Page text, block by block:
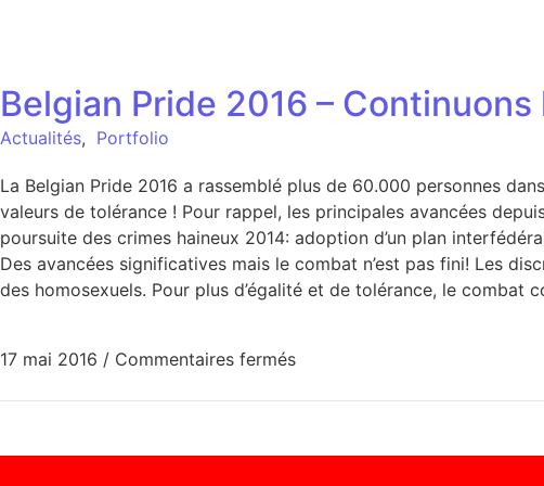
Belgian Pride 2016 –
Actualités, Portfolio
La Belgian Pride 2016 a rassemblé plus de 60.000 personnes
valeurs de tolérance ! Pour rappel, les principales avancées
poursuite des crimes haineux 2014: adoption d’un plan
Des avancées significatives mais le combat n’est pas fini! Les
des homosexuels. Pour plus d’égalité et de tolérance, le combat
17 mai 2016 / Commentaires fermés